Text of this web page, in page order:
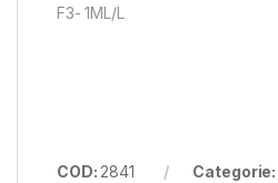
F3- 1ML/L
COD: 2841 Categorie: